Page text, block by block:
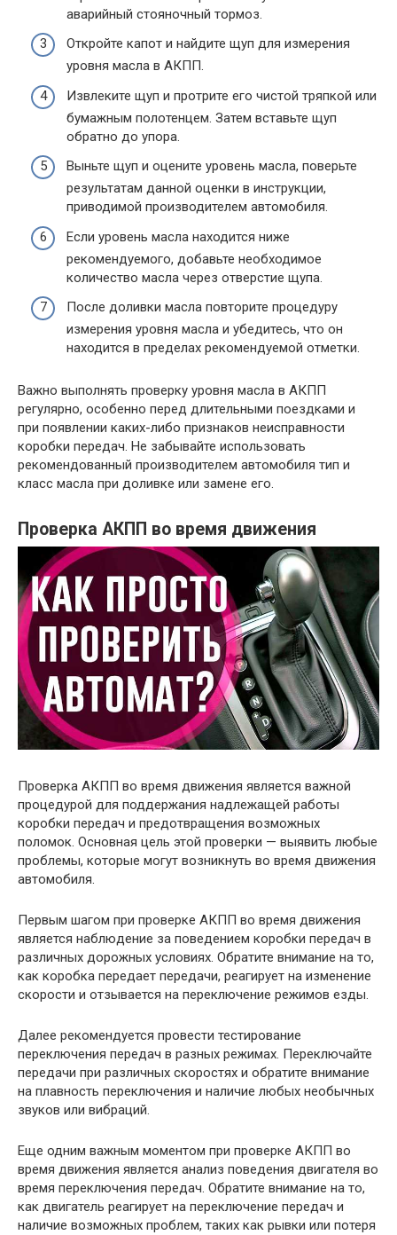
аварийный стояночный тормоз.
Откройте капот и найдите щуп для измерения
уровня масла в АКПП.
Извлеките щуп и протрите его чистой тряпкой или
бумажным полотенцем. Затем вставьте щуп
обратно до упора.
Выньте щуп и оцените уровень масла, поверьте
результатам данной оценки в инструкции,
приводимой производителем автомобиля.
Если уровень масла находится ниже
рекомендуемого, добавьте необходимое
количество масла через отверстие щупа.
После доливки масла повторите процедуру
измерения уровня масла и убедитесь, что он
находится в пределах рекомендуемой отметки.
Важно выполнять проверку уровня масла в АКПП
регулярно, особенно перед длительными поездками и
при появлении каких-либо признаков неисправности
коробки передач. Не забывайте использовать
рекомендованный производителем автомобиля тип и
класс масла при доливке или замене его.
Проверка АКПП во время движения
Проверка АКПП во время движения является важной
процедурой для поддержания надлежащей работы
коробки передач и предотвращения возможных
поломок. Основная цель этой проверки — выявить любые
проблемы, которые могут возникнуть во время движения
автомобиля.
Первым шагом при проверке АКПП во время движения
является наблюдение за поведением коробки передач в
различных дорожных условиях. Обратите внимание на то,
как коробка передает передачи, реагирует на изменение
скорости и отзывается на переключение режимов езды.
Далее рекомендуется провести тестирование
переключения передач в разных режимах. Переключайте
передачи при различных скоростях и обратите внимание
на плавность переключения и наличие любых необычных
звуков или вибраций.
Еще одним важным моментом при проверке АКПП во
время движения является анализ поведения двигателя во
время переключения передач. Обратите внимание на то,
как двигатель реагирует на переключение передач и
наличие возможных проблем, таких как рывки или потеря